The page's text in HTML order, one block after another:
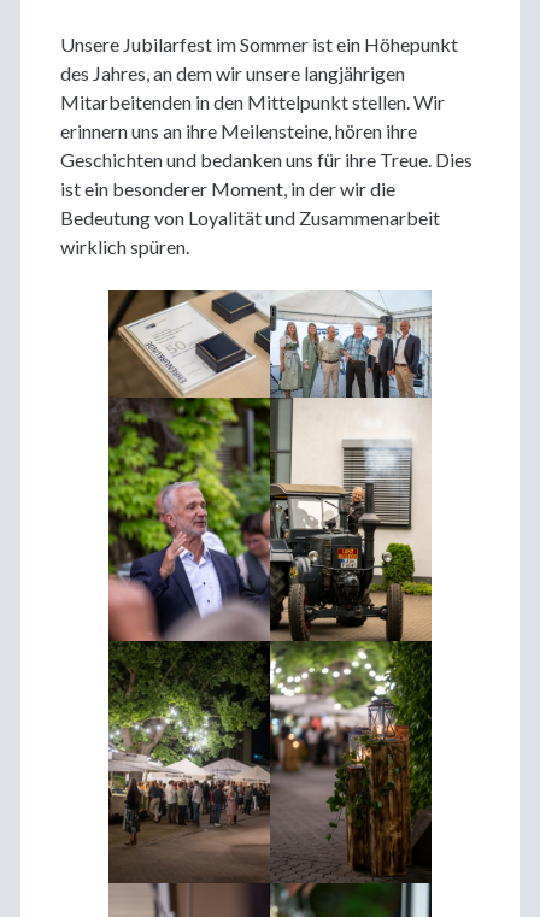
Unsere Jubilarfest im Sommer ist ein Höhepunkt
des Jahres, an dem wir unsere langjährigen
Mitarbeitenden in den Mittelpunkt stellen. Wir
erinnern uns an ihre Meilensteine, hören ihre
Geschichten und bedanken uns für ihre Treue. Dies
ist ein besonderer Moment, in der wir die
Bedeutung von Loyalität und Zusammenarbeit
wirklich spüren.